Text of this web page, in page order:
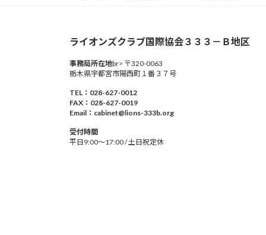
ライオンズクラブ国際協会３３３－Ｂ地区
事務局所在地br> 〒320-0063
栃木県宇都宮市陽西町１番３７号
TEL：028-627-0012
FAX：028-627-0019
Email：cabinet@lions-333b.org
受付時間
平日9:00～17:00 / 土日祝定休